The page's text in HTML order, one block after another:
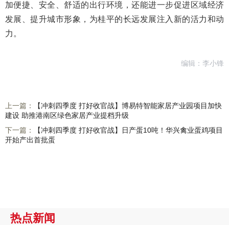
加便捷、安全、舒适的出行环境，还能进一步促进区域经济
发展、提升城市形象，为桂平的长远发展注入新的活力和动
力。
编辑：李小锋
上一篇：
【冲刺四季度 打好收官战】博易特智能家居产业园项目加快
建设 助推港南区绿色家居产业提档升级
下一篇：
【冲刺四季度 打好收官战】日产蛋10吨！华兴禽业蛋鸡项目
开始产出首批蛋
热点新闻